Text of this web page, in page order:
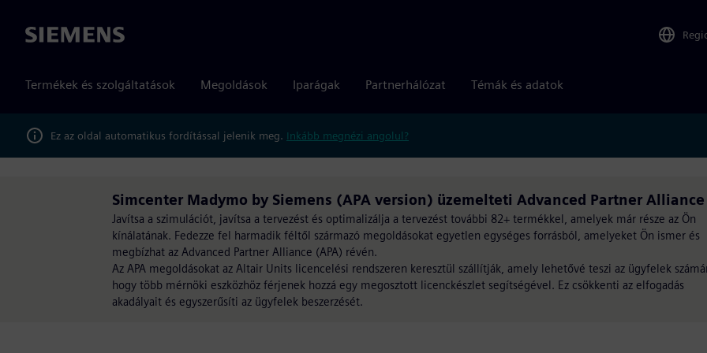
Siemens
Termékek és szolgáltatások Megoldások Iparágak Partnerhálózat Témák és adatok
Ez az oldal automatikus fordítással jelenik meg. Inkább megnézi angolul?
Simcenter Madymo by Siemens (APA version) üzemelteti Advanced Partner Alliance
Javítsa a szimulációt, javítsa a tervezést és optimalizálja a tervezést további 82+ termékkel, amelyek már része az Ön
kínálatának. Fedezze fel harmadik féltől származó megoldásokat egyetlen egységes forrásból, amelyeket Ön ismer és
megbízhat az Advanced Partner Alliance (APA) révén.
Az APA megoldásokat az Altair Units licencelési rendszeren keresztül szállítják, amely lehetővé teszi az ügyfelek
hogy több mérnöki eszközhöz férjenek hozzá egy megosztott licenckészlet segítségével. Ez csökkenti az elfogadás
akadályait és egyszerűsíti az ügyfelek beszerzését.